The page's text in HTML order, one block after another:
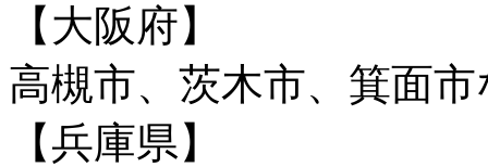
【大阪府】
高槻市、茨木市、箕面
【兵庫県】